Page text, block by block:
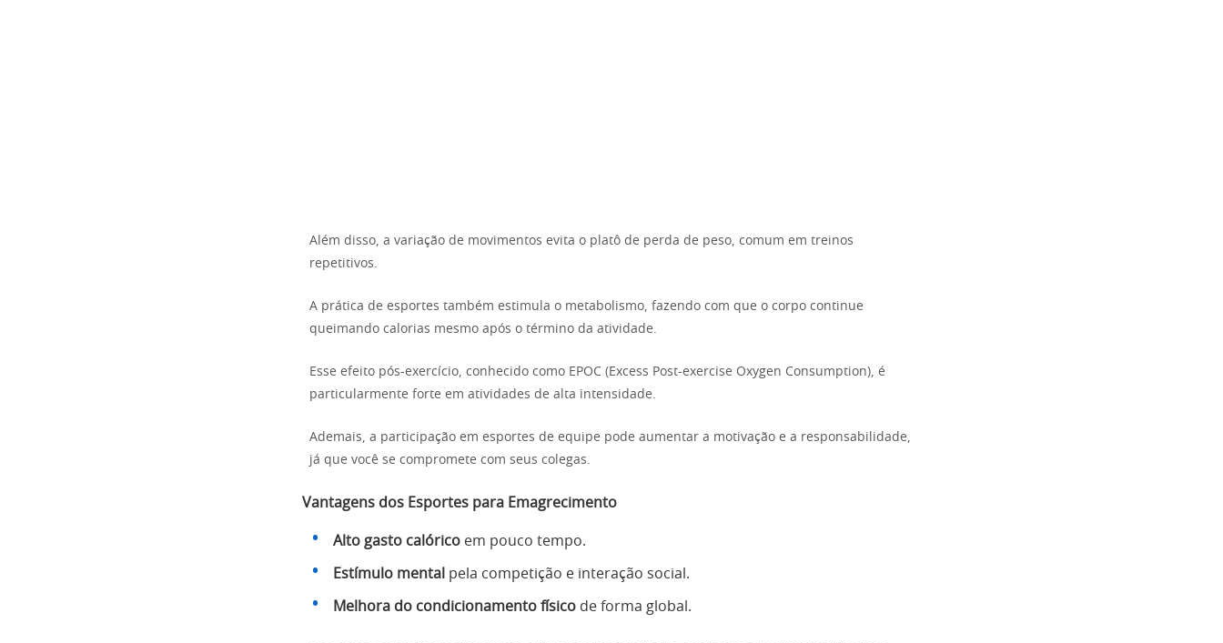
Além disso, a variação de movimentos evita o platô de perda de peso, comum em treinos
repetitivos.
A prática de esportes também estimula o metabolismo, fazendo com que o corpo continue
queimando calorias mesmo após o término da atividade.
Esse efeito pós-exercício, conhecido como EPOC (Excess Post-exercise Oxygen Consumption), é
particularmente forte em atividades de alta intensidade.
Ademais, a participação em esportes de equipe pode aumentar a motivação e a responsabilidade,
já que você se compromete com seus colegas.
Vantagens dos Esportes para Emagrecimento
Alto gasto calórico em pouco tempo.
Estímulo mental pela competição e interação social.
Melhora do condicionamento físico de forma global.